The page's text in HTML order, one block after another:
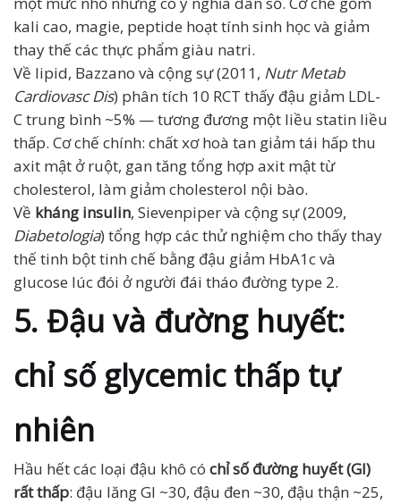
kali cao, magie, peptide hoạt tính sinh học và giảm
thay thế các thực phẩm giàu natri.
Về lipid, Bazzano và cộng sự (2011, Nutr Metab
Cardiovasc Dis) phân tích 10 RCT thấy đậu giảm LDL-
C trung bình ~5% — tương đương một liều statin liều
thấp. Cơ chế chính: chất xơ hoà tan giảm tái hấp thu
axit mật ở ruột, gan tăng tổng hợp axit mật từ
cholesterol, làm giảm cholesterol nội bào.
Về kháng insulin, Sievenpiper và cộng sự (2009,
Diabetologia) tổng hợp các thử nghiệm cho thấy thay
thế tinh bột tinh chế bằng đậu giảm HbA1c và
glucose lúc đói ở người đái tháo đường type 2.
5. Đậu và đường huyết:
chỉ số glycemic thấp tự
nhiên
Hầu hết các loại đậu khô có chỉ số đường huyết (GI)
rất thấp: đậu lăng GI ~30, đậu đen ~30, đậu thận ~25,